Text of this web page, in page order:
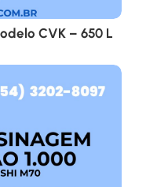
CVK – 650 L